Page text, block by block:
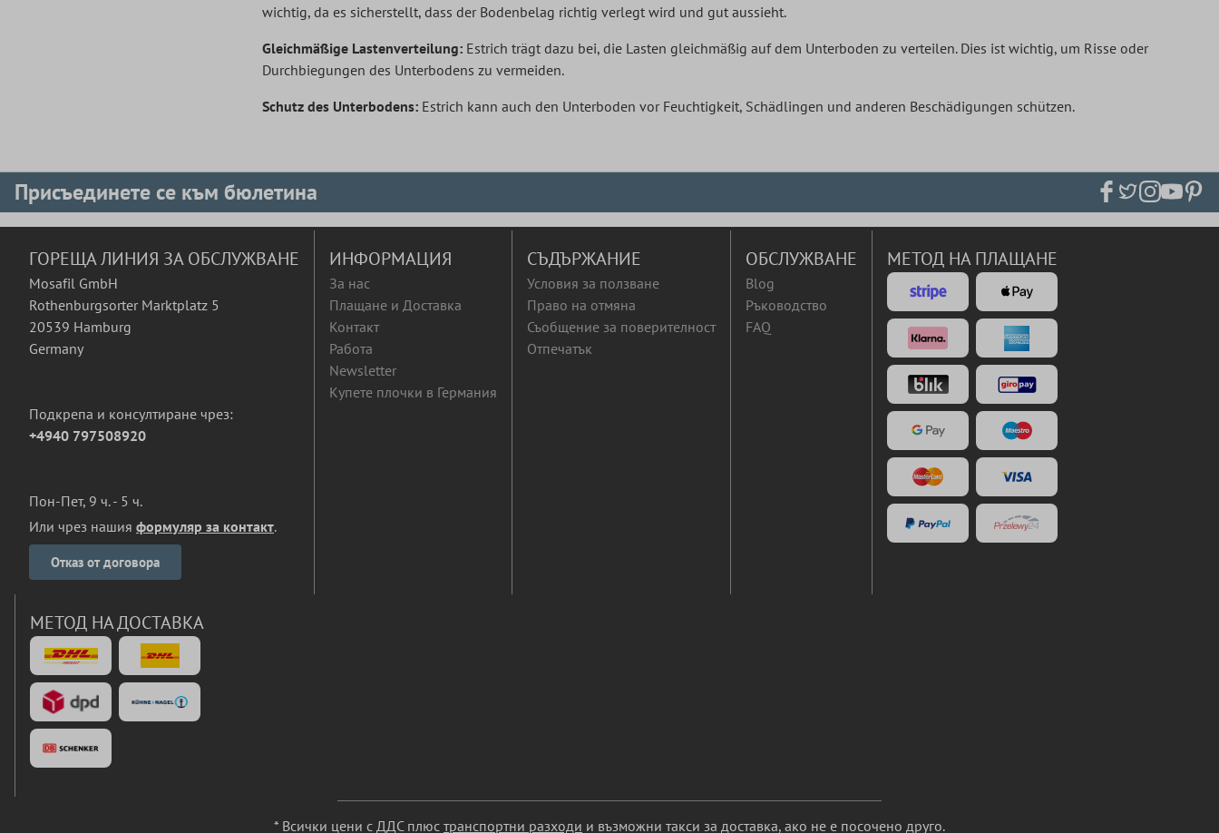
wichtig, da es sicherstellt, dass der Bodenbelag richtig verlegt wird und gut aussieht.
Gleichmäßige Lastenverteilung:Estrich trägt dazu bei, die Lasten gleichmäßig auf dem Unterboden zu verteilen. Dies ist wichtig, um Risse oder
Durchbiegungen des Unterbodens zu vermeiden.
Schutz des Unterbodens:Estrich kann auch den Unterboden vor Feuchtigkeit, Schädlingen und anderen Beschädigungen schützen.
Присъединете се към бюлетина
ГОРЕЩА ЛИНИЯ ЗА ОБСЛУЖВАНЕ
Mosafil GmbH
Rothenburgsorter Marktplatz 5
20539 Hamburg
Germany
Подкрепа и консултиране чрез:
+4940 797508920
Пон-Пет, 9 ч. - 5 ч.
Или чрез нашия формуляр за контакт.
Отказ от договора
ИНФОРМАЦИЯ
За нас
Плащане и Доставка
Контакт
Работа
Newsletter
Купете плочки в Германия
СЪДЪРЖАНИЕ
Условия за ползване
Право на отмяна
Съобщение за поверителност
Отпечатък
ОБСЛУЖВАНЕ
Blog
Ръководство
FAQ
МЕТОД НА ПЛАЩАНЕ
МЕТОД НА ДОСТАВКА
* Всички цени с ДДС плюс транспортни разходи и възможни такси за доставка, ако не е посочено друго.